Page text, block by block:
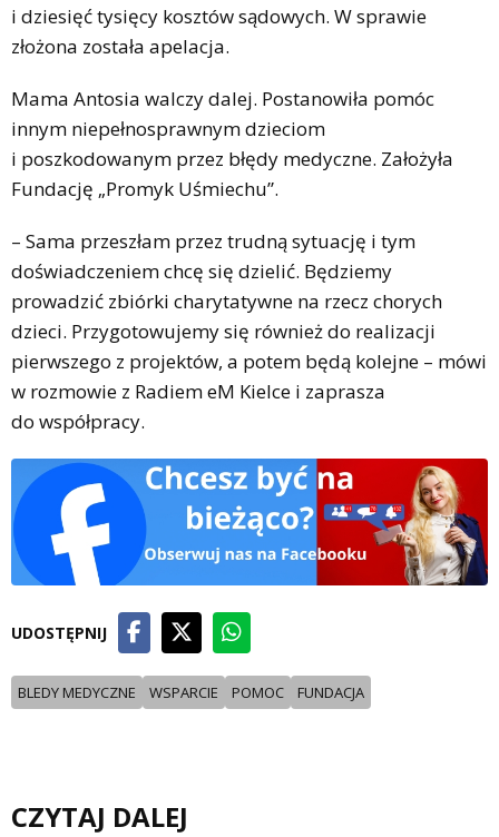
i dziesięć tysięcy kosztów sądowych. W sprawie
złożona została apelacja.
Mama Antosia walczy dalej. Postanowiła pomóc
innym niepełnosprawnym dzieciom
i poszkodowanym przez błędy medyczne. Założyła
Fundację „Promyk Uśmiechu”.
– Sama przeszłam przez trudną sytuację i tym
doświadczeniem chcę się dzielić. Będziemy
prowadzić zbiórki charytatywne na rzecz chorych
dzieci. Przygotowujemy się również do realizacji
pierwszego z projektów, a potem będą kolejne – mówi
w rozmowie z Radiem eM Kielce i zaprasza
do współpracy.
UDOSTĘPNIJ
BLEDY MEDYCZNE WSPARCIE POMOC FUNDACJA
CZYTAJ DALEJ